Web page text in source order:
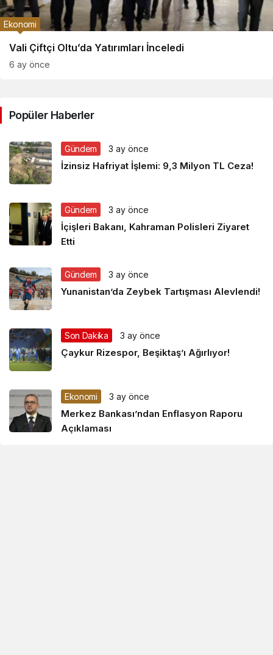
Vali Çiftçi Oltu’da Yatırımları İnceledi
Ekonomi
6 ay önce
Popüler Haberler
Gündem 3 ay önce
İzinsiz Hafriyat İşlemi: 9,3 Milyon TL Ceza!
Gündem 3 ay önce
İçişleri Bakanı, Kahraman Polisleri Ziyaret
Etti
Gündem 3 ay önce
Yunanistan’da Zeybek Tartışması Alevlendi!
Son Dakika 3 ay önce
Çaykur Rizespor, Beşiktaş’ı Ağırlıyor!
Ekonomi 3 ay önce
Merkez Bankası’ndan Enflasyon Raporu
Açıklaması